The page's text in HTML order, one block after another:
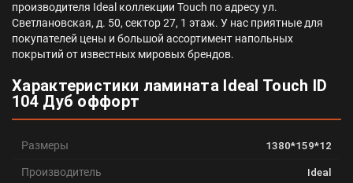
производителя Ideal коллекции Touch по адресу ул.
Светлановская, д. 50, сектор 27, 1 этаж. У нас приятные для
покупателей цены и большой ассортимент напольных
покрытий от известных мировых брендов.
Характеристики ламината Ideal Touch ID
104 Дуб оффорт
Размеры 1380*159*12
Производитель Ideal